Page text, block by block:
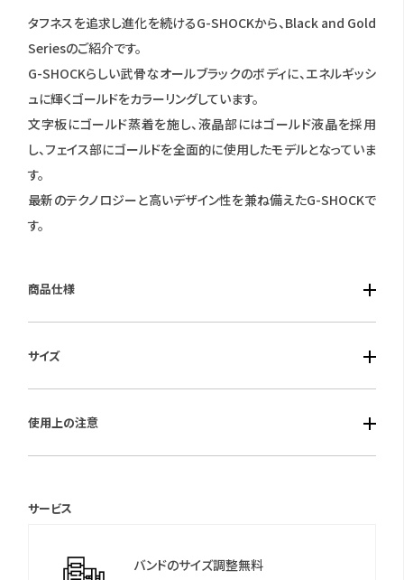
タフネスを追求し進化を続けるG-SHOCKから、Black and Gold
Seriesのご紹介です。
G-SHOCKらしい武骨なオールブラックのボディに、エネルギッシ
ュに輝くゴールドをカラーリングしています。
文字板にゴールド蒸着を施し、液晶部にはゴールド液晶を採用
し、フェイス部にゴールドを全面的に使用したモデルとなっていま
す。
最新のテクノロジーと高いデザイン性を兼ね備えたG-SHOCKで
す。
商品仕様
■風防素材：無機ガラス
■ベルト素材：樹脂
タイマー・時刻アラーム5本/時報・フルオートカレンダー・ 12/24
時間制表示切替・操作音ON/OFF切替機能・ LEDライト・電池寿
サイズ
使用上の注意
＊保証書について
サービス
バンドのサイズ調整無料